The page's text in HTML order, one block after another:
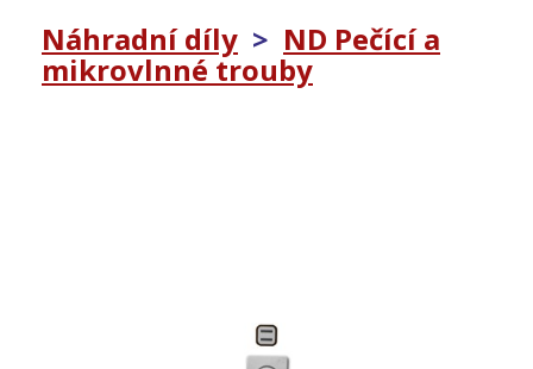
Náhradní díly > ND Pečící a
mikrovlnné trouby